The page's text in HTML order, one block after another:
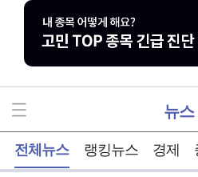
뉴스
전체뉴스 랭킹뉴스 경제